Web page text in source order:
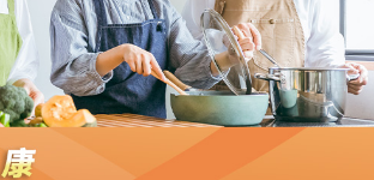
樂齡好康
失智服務